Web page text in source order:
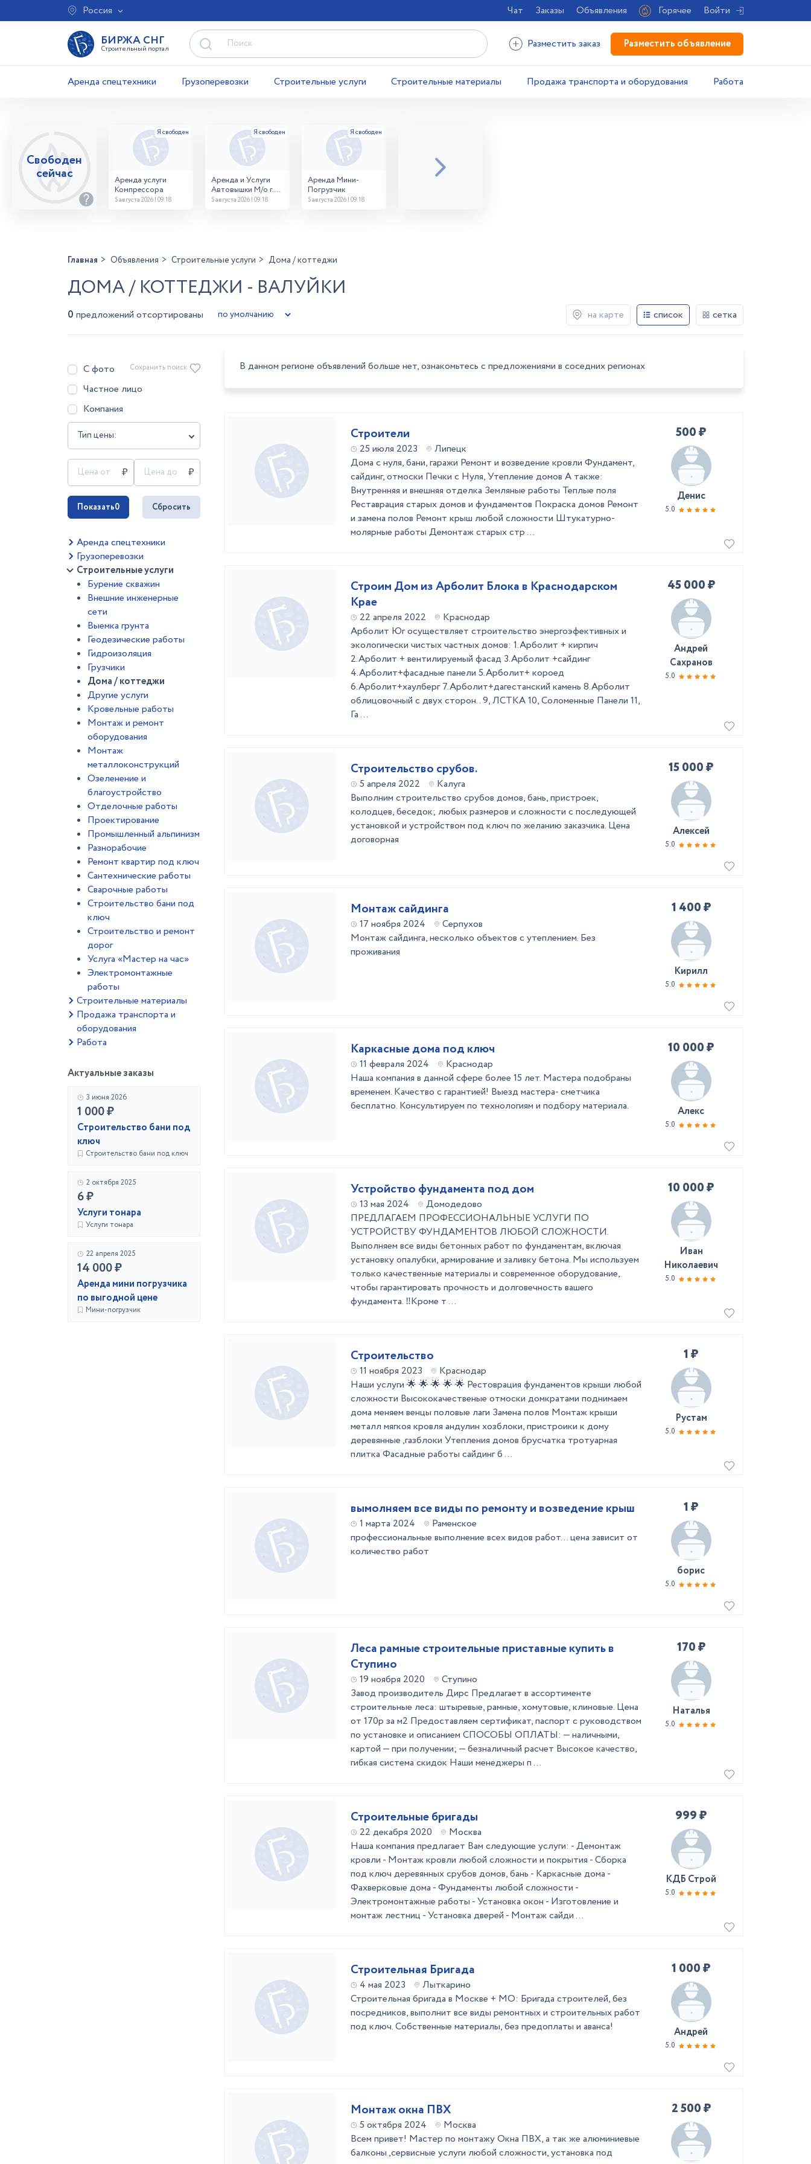
Россия Чат Заказы Объявления Горячее Войти
БИРЖА СНГ
Строительный портал Разместить заказ Разместить объявление
Аренда спецтехники Грузоперевозки Строительные услуги Строительные материалы Продажа транспорта и оборудования Работа
Свободен
сейчас
Аренда услуги
Компрессора
5 августа 2026 | 09:18
Аренда и Услуги
Автовышки М/о г.
Домодедово
5 августа 2026 | 09:18
Аренда Мини-
Погрузчик
5 августа 2026 | 09:18
Главная Объявления Строительные услуги Дома / коттеджи
ДОМА / КОТТЕДЖИ - ВАЛУЙКИ
0 предложений отсортированы на карте список сетка
С фото
Частное лицо
Компания
Тип цены:
Сохранить поиск
Показать0 Сбросить
Аренда спецтехники
Грузоперевозки
Строительные услуги
Бурение скважин
Внешние инженерные
сети
Выемка грунта
Геодезические работы
Гидроизоляция
Грузчики
Дома / коттеджи
Другие услуги
Кровельные работы
Монтаж и ремонт
оборудования
Монтаж
металлоконструкций
Озеленение и
благоустройство
Отделочные работы
Проектирование
Промышленный альпинизм
Разнорабочие
Ремонт квартир под ключ
Сантехнические работы
Сварочные работы
Строительство бани под
ключ
Строительство и ремонт
дорог
Услуга «Мастер на час»
Электромонтажные
работы
Строительные материалы
Продажа транспорта и
оборудования
Работа
Актуальные заказы
3 июня 2026
1 000 ₽
Строительство бани под
ключ
Строительство бани под ключ
2 октября 2025
6 ₽
Услуги тонара
Услуги тонара
22 апреля 2025
14 000 ₽
Аренда мини погрузчика
по выгодной цене
Мини-погрузчик
В данном регионе объявлений больше нет, ознакомьтесь с предложениями в соседних регионах
Строители
25 июля 2023
Липецк
Дома с нуля, бани, гаражи Ремонт и возведение кровли Фундамент,
сайдинг, отмоски Печки с Нуля, Утепление домов А также:
Внутренняя и внешняя отделка Земляные работы Теплые поля
Реставрация старых домов и фундаментов Покраска домов Ремонт
и замена полов Ремонт крыш любой сложности Штукатурно-
молярные работы Демонтаж старых стр ...
500 ₽
Денис
5.0
Строим Дом из Арболит Блока в Краснодарском
Крае
22 апреля 2022
Краснодар
Арболит Юг осуществляет строительство энергоэфективных и
экологически чистых частных домов: 1.Арболит + кирпич
2.Арболит + вентилируемый фасад 3.Арболит +сайдинг
4.Арболит+фасадные панели 5.Арболит+ короед
6.Арболит+хаулберг 7.Арболит+дагестанский камень 8.Арболит
облицовочный с двух сторон.. 9, ЛСТКА 10, Соломенные Панели 11,
Га ...
45 000 ₽
Андрей
Сахранов
5.0
Строительство срубов.
5 апреля 2022
Калуга
Выполним строительство срубов домов, бань, пристроек,
колодцев, беседок; любых размеров и сложности с последующей
установкой и устройством под ключ по желанию заказчика. Цена
договорная
15 000 ₽
Алексей
5.0
Монтаж сайдинга
17 ноября 2024
Серпухов
Монтаж сайдинга, несколько объектов с утеплением. Без
проживания
1 400 ₽
Кирилл
5.0
Каркасные дома под ключ
11 февраля 2024
Краснодар
Наша компания в данной сфере более 15 лет. Мастера подобраны
временем. Качество с гарантией! Выезд мастера- сметчика
бесплатно. Консультируем по технологиям и подбору материала.
10 000 ₽
Алекс
5.0
Устройство фундамента под дом
13 мая 2024
Домодедово
ПРЕДЛАГАЕМ ПРОФЕССИОНАЛЬНЫЕ УСЛУГИ ПО
УСТРОЙСТВУ ФУНДАМЕНТОВ ЛЮБОЙ СЛОЖНОСТИ.
Выполняем все виды бетонных работ по фундаментам, включая
установку опалубки, армирование и заливку бетона. Мы используем
только качественные материалы и современное оборудование,
чтобы гарантировать прочность и долговечность вашего
фундамента. ‼Кроме т ...
10 000 ₽
Иван
Николаевич
5.0
Строительство
11 ноября 2023
Краснодар
Наши услуги 🌟 🌟 🌟 🌟 🌟 Рестоврация фундаментов крыши любой
сложности Высококачественые отмоски домкратами поднимаем
дома меняем венцы половые лаги Замена полов Монтаж крыши
металл мягкоя кровля андулин хозблоки, пристроики к дому
деревянные ,газблоки Утепления дoмов брусчaтка тротуарная
плиткa Фасадные работы сайдинг б ...
1 ₽
Рустам
5.0
вымолняем все виды по ремонту и возведение крыш
1 марта 2024
Раменское
профессиональные выполнение всех видов работ… цена зависит от
количество работ
1 ₽
борис
5.0
Леса рамные строительные приставные купить в
Ступино
19 ноября 2020
Ступино
Завод производитель Дирс Предлагает в ассортименте
строительные леса: штыревые, рамные, хомутовые, клиновые. Цена
от 170р за м2 Предоставляем сертификат, паспорт с руководством
по установке и описанием СПОСОБЫ ОПЛАТЫ: — наличными,
картой — при получении; — безналичный расчет Высокое качество,
гибкая система скидок Наши менеджеры п ...
170 ₽
Наталья
5.0
Строительные бригады
22 декабря 2020
Москва
Наша компания предлагает Вам следующие услуги: - Демонтаж
кровли - Монтаж кровли любой сложности и покрытия - Сборка
под ключ деревянных срубов домов, бань - Каркасные дома -
Фахверковые дома - Фундаменты любой сложности -
Электромонтажные работы - Установка окон - Изготовление и
монтаж лестниц - Установка дверей - Монтаж сайди ...
999 ₽
КДБ Строй
5.0
Строительная Бригада
4 мая 2023
Лыткарино
Строительная бригада в Москве + МО: Бригада строителей, без
посредников, выполнит все виды ремонтных и строительных работ
под ключ. Собственные материалы, без предоплаты и аванса!
1 000 ₽
Андрей
5.0
Монтаж окна ПВХ
5 октября 2024
Москва
Всем привет! Мастер по монтажу Окна ПВХ, а так же алюминиевые
балконы ,сервисные услуги любой сложности, установка под
2 500 ₽